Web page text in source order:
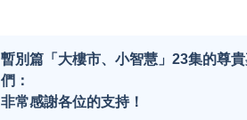
暫別篇「大樓市、小智慧」23集的尊
們：
非常感謝各位的支持！